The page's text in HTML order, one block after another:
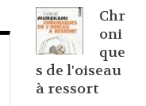
Chr
oni
que
s de l'oiseau
à ressort